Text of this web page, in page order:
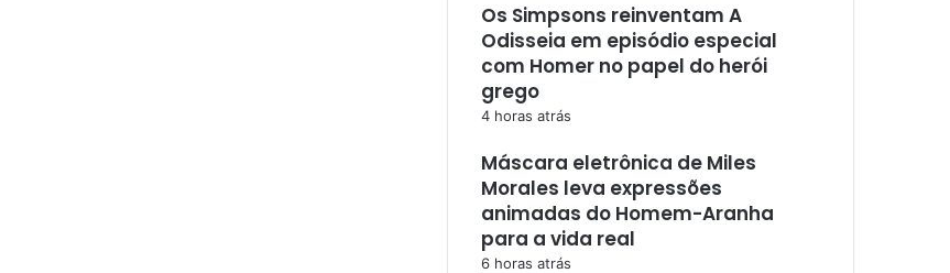
Os Simpsons reinventam A
Odisseia em episódio especial
com Homer no papel do herói
grego
4 horas atrás
Máscara eletrônica de Miles
Morales leva expressões
animadas do Homem-Aranha
para a vida real
6 horas atrás